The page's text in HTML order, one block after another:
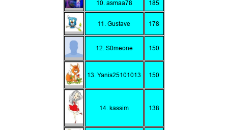
10. asmaa78 185
11. Gustave 178
12. S0meone 150
13. Yanis25101013 150
14. kassim 138